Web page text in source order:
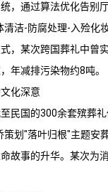
，通过算法优化告别
洁-防腐处理-入殓化
，某次跨国葬礼中曾
年减排污染物约8吨。
化深意
民国的300余套殡葬
策划"落叶归根"主题安
故事的升华。某次为